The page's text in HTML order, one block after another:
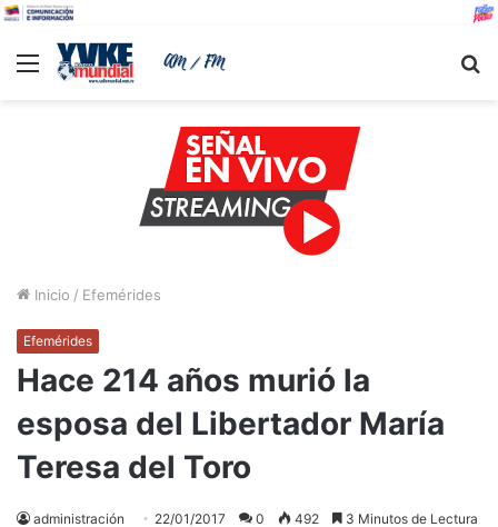
Menu
Inicio / Efemérides
Efemérides
Hace 214 años murió la
esposa del Libertador María
Teresa del Toro
administración 22/01/2017 0 492 3 Minutos de Lectura